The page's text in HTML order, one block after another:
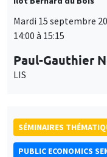
Mardi 15 septembre
14:00 à 15:15
Paul-Gauthier
LIS
SÉMINAIRES
PUBLIC ECONOMICS